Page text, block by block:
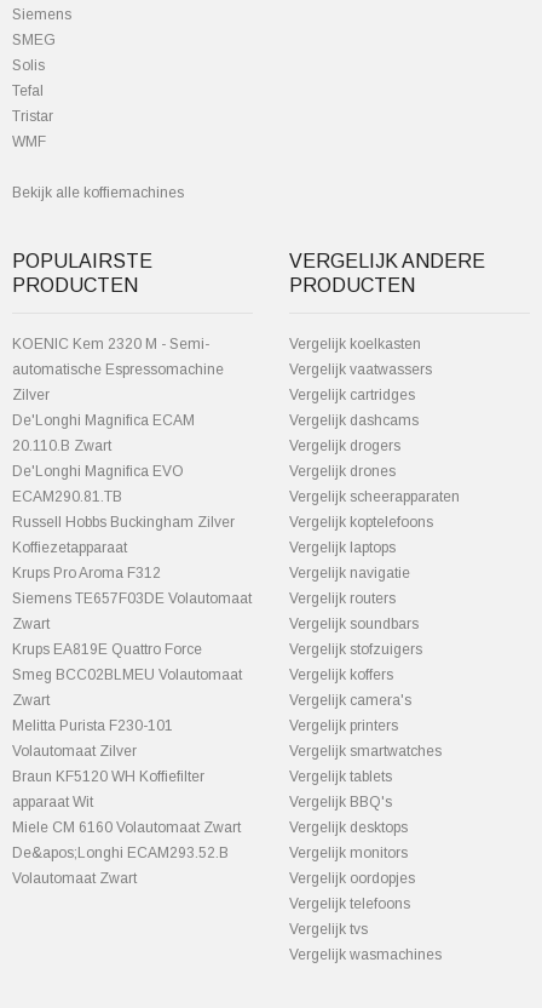
Siemens
SMEG
Solis
Tefal
Tristar
WMF
Bekijk alle koffiemachines
POPULAIRSTE
PRODUCTEN
KOENIC Kem 2320 M - Semi-
automatische Espressomachine
Zilver
De'Longhi Magnifica ECAM
20.110.B Zwart
De'Longhi Magnifica EVO
ECAM290.81.TB
Russell Hobbs Buckingham Zilver
Koffiezetapparaat
Krups Pro Aroma F312
Siemens TE657F03DE Volautomaat
Zwart
Krups EA819E Quattro Force
Smeg BCC02BLMEU Volautomaat
Zwart
Melitta Purista F230-101
Volautomaat Zilver
Braun KF5120 WH Koffiefilter
apparaat Wit
Miele CM 6160 Volautomaat Zwart
De&apos;Longhi ECAM293.52.B
Volautomaat Zwart
VERGELIJK ANDERE
PRODUCTEN
Vergelijk koelkasten
Vergelijk vaatwassers
Vergelijk cartridges
Vergelijk dashcams
Vergelijk drogers
Vergelijk drones
Vergelijk scheerapparaten
Vergelijk koptelefoons
Vergelijk laptops
Vergelijk navigatie
Vergelijk routers
Vergelijk soundbars
Vergelijk stofzuigers
Vergelijk koffers
Vergelijk camera's
Vergelijk printers
Vergelijk smartwatches
Vergelijk tablets
Vergelijk BBQ's
Vergelijk desktops
Vergelijk monitors
Vergelijk oordopjes
Vergelijk telefoons
Vergelijk tvs
Vergelijk wasmachines